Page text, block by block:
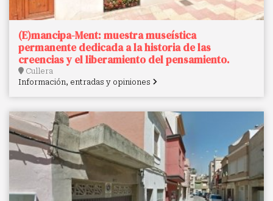
(E)mancipa-Ment: muestra museística
permanente dedicada a la historia de las
creencias y el liberamiento del pensamiento.
Cullera
Información, entradas y opiniones